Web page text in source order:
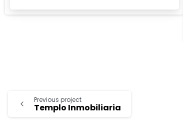
Previous project
Templo Inmobiliaria